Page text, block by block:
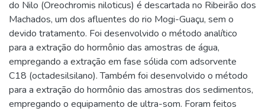
do Nilo (Oreochromis niloticus) é descartada no Ribeirão dos
Machados, um dos afluentes do rio Mogi-Guaçu, sem o
devido tratamento. Foi desenvolvido o método analítico
para a extração do hormônio das amostras de água,
empregando a extração em fase sólida com adsorvente
C18 (octadesilsilano). Também foi desenvolvido o método
para a extração do hormônio das amostras dos sedimentos,
empregando o equipamento de ultra-som. Foram feitos